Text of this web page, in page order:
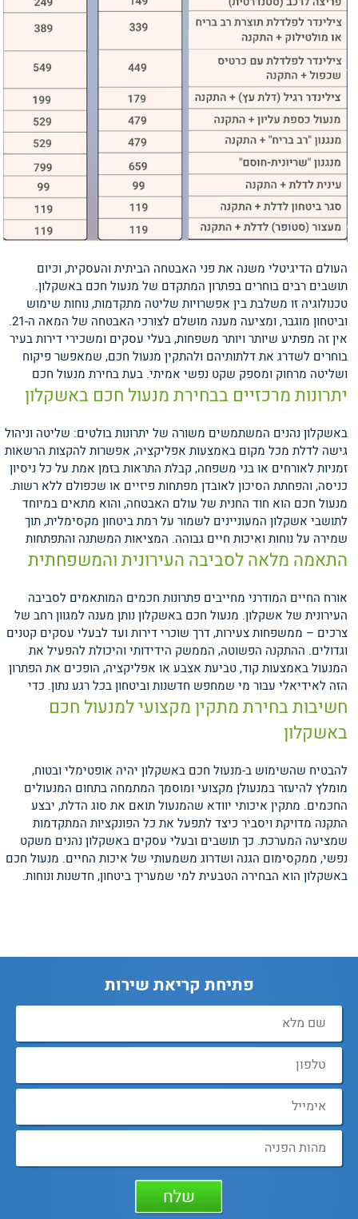
העולם הדיגיטלי משנה את פני האבטחה הביתית והעסקית, וכיום
תושבים רבים בוחרים בפתרון המתקדם של מנעול חכם באשקלון.
טכנולוגיה זו משלבת בין אפשרויות שליטה מתקדמות, נוחות שימוש
וביטחון מוגבר, ומציעה מענה מושלם לצורכי האבטחה של המאה ה-21.
אין זה מפתיע שיותר ויותר משפחות, בעלי עסקים ומשכירי דירות בעיר
בוחרים לשדרג את דלתותיהם ולהתקין מנעול חכם, שמאפשר פיקוח
ושליטה מרחוק ומספק שקט נפשי אמיתי.
יתרונות מרכזיים בבחירת מנעול חכם באשקלון
בעת בחירת מנעול חכם
באשקלון נהנים המשתמשים משורה של יתרונות בולטים: שליטה וניהול
גישה לדלת מכל מקום באמצעות אפליקציה, אפשרות להקצות הרשאות
זמניות לאורחים או בני משפחה, קבלת התראות בזמן אמת על כל ניסיון
כניסה, והפחתת הסיכון לאובדן מפתחות פיזיים או שכפולם ללא רשות.
מנעול חכם הוא חוד החנית של עולם האבטחה, והוא מתאים במיוחד
לתושבי אשקלון המעוניינים לשמור על רמת ביטחון מקסימלית, תוך
שמירה על נוחות ואיכות חיים גבוהה.
התאמה מלאה לסביבה העירונית והמשפחתית
המציאות המשתנה והתפתחות
אורח החיים המודרני מחייבים פתרונות חכמים המותאמים לסביבה
העירונית של אשקלון. מנעול חכם באשקלון נותן מענה למגוון רחב של
צרכים – ממשפחות צעירות, דרך שוכרי דירות ועד לבעלי עסקים קטנים
וגדולים. ההתקנה הפשוטה, הממשק הידידותי והיכולת להפעיל את
המנעול באמצעות קוד, טביעת אצבע או אפליקציה, הופכים את הפתרון
הזה לאידיאלי עבור מי שמחפש חדשנות וביטחון בכל רגע נתון.
חשיבות בחירת מתקין מקצועי למנעול חכם
באשקלון
כדי
להבטיח שהשימוש ב-מנעול חכם באשקלון יהיה אופטימלי ובטוח,
מומלץ להיעזר במנעולן מקצועי ומוסמך המתמחה בתחום המנעולים
החכמים. מתקין איכותי יוודא שהמנעול תואם את סוג הדלת, יבצע
התקנה מדויקת ויסביר כיצד לתפעל את כל הפונקציות המתקדמות
שמציעה המערכת. כך תושבים ובעלי עסקים באשקלון נהנים משקט
נפשי, ממקסימום הגנה ושדרוג משמעותי של איכות החיים. מנעול חכם
באשקלון הוא הבחירה הטבעית למי שמעריך ביטחון, חדשנות ונוחות.
פתיחת קריאת שירות